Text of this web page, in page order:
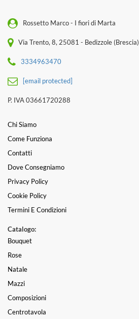
Rossetto Marco - I fiori di Marta
Via Trento, 8, 25081 - Bedizzole (Brescia)
3334963470
[email protected]
P. IVA 03661720288
Chi Siamo
Come Funziona
Contatti
Dove Consegniamo
Privacy Policy
Cookie Policy
Termini E Condizioni
Catalogo:
Bouquet
Rose
Natale
Mazzi
Composizioni
Centrotavola